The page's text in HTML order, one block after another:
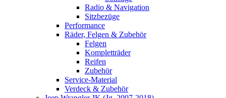
Radio & Navigation
Sitzbezüge
Performance
Räder, Felgen & Zubehör
Felgen
Kompletträder
Reifen
Zubehör
Service-Material
Verdeck & Zubehör